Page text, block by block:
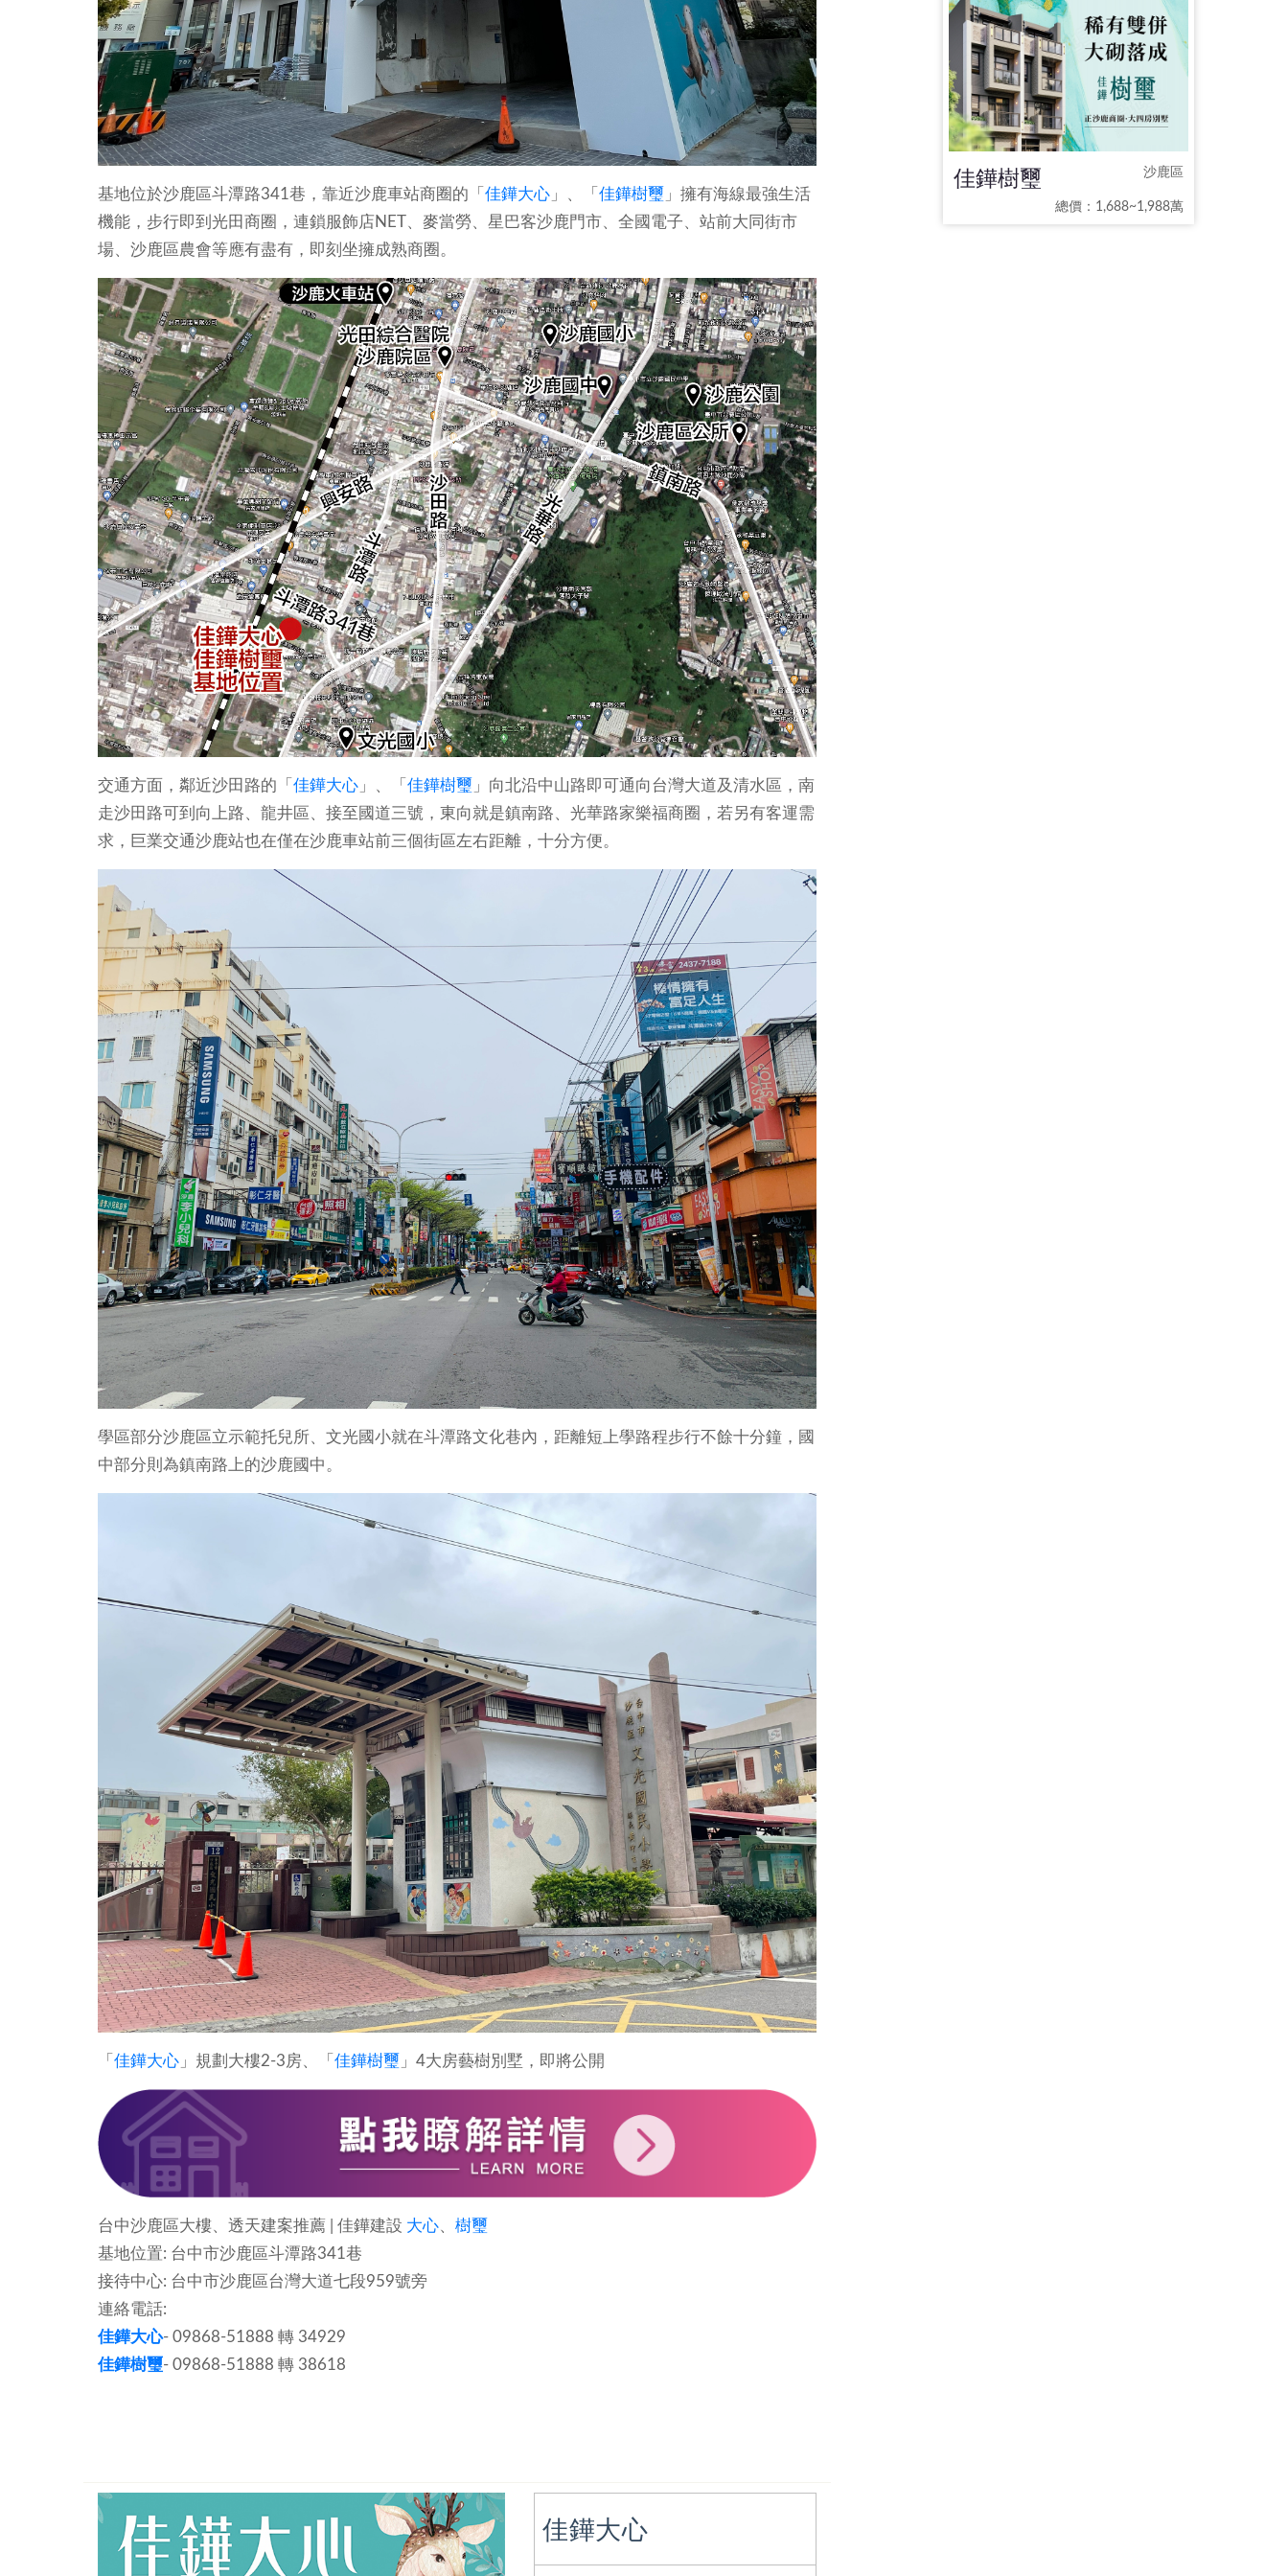
基地位於沙鹿區斗潭路341巷，靠近沙鹿車站商圈的「 佳鏵大心 」、「 佳鏵樹璽 」擁有海線最強生活
機能，步行即到光田商圈，連鎖服飾店NET、麥當勞、星巴客沙鹿門市、全國電子、站前大同街市
場、沙鹿區農會等應有盡有，即刻坐擁成熟商圈。
交通方面，鄰近沙田路的「 佳鏵大心 」、「 佳鏵樹璽 」向北沿中山路即可通向台灣大道及清水區，南
走沙田路可到向上路、龍井區、接至國道三號，東向就是鎮南路、光華路家樂福商圈，若另有客運需
求，巨業交通沙鹿站也在僅在沙鹿車站前三個街區左右距離，十分方便。
學區部分沙鹿區立示範托兒所、文光國小就在斗潭路文化巷內，距離短上學路程步行不餘十分鐘，國
中部分則為鎮南路上的沙鹿國中。
「 佳鏵大心 」規劃大樓2-3房、「 佳鏵樹璽 」4大房藝樹別墅，即將公開
台中沙鹿區大樓、透天建案推薦 | 佳鏵建設 大心
樹璽
基地位置: 台中市沙鹿區斗潭路341巷
接待中心: 台中市沙鹿區台灣大道七段959號旁
連絡電話:
佳鏵大心- 09868-51888 轉 34929
佳鏵樹璽- 09868-51888 轉 38618
佳鏵大心
佳鏵樹璽 沙鹿區
總價：1,688~1,988萬